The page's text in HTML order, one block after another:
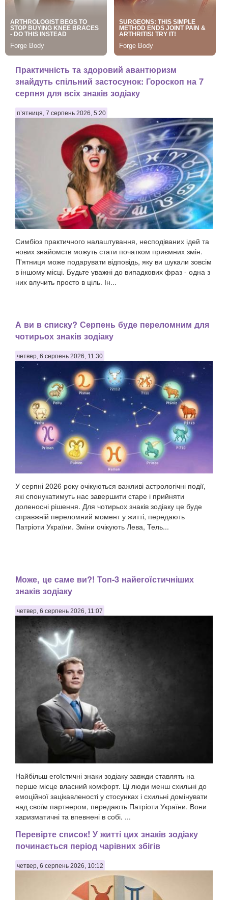
Практичність та здоровий авантюризм
знайдуть спільний застосунок: Гороскоп на 7
серпня для всіх знаків зодіаку
п’ятниця, 7 серпень 2026, 5:20
Симбіоз практичного налаштування, несподіваних ідей та
нових знайомств можуть стати початком приємних змін.
П'ятниця може подарувати відповідь, яку ви шукали зовсім
в іншому місці. Будьте уважні до випадкових фраз - одна з
них влучить просто в ціль. Ін...
А ви в списку? Серпень буде переломним для
чотирьох знаків зодіаку
четвер, 6 серпень 2026, 11:30
У серпні 2026 року очікуються важливі астрологічні події,
які спонукатимуть нас завершити старе і прийняти
доленосні рішення. Для чотирьох знаків зодіаку це буде
справжній переломний момент у житті, передають
Патріоти України. Зміни очікують Лева, Тель...
Може, це саме ви?! Топ-3 найегоїстичніших
знаків зодіаку
четвер, 6 серпень 2026, 11:07
Найбільш егоїстичні знаки зодіаку завжди ставлять на
перше місце власний комфорт. Ці люди менш схильні до
емоційної зацікавленості у стосунках і схильні домінувати
над своїм партнером, передають Патріоти України. Вони
харизматичні та впевнені в собі, ...
Перевірте список! У житті цих знаків зодіаку
починається період чарівних збігів
четвер, 6 серпень 2026, 10:12